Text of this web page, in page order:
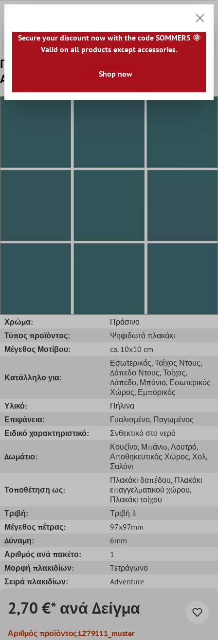
Πρότυπο από Ψηφιδωτά Πλακάκια
Adventure Πράσινος Παγωμένος
Χρώμα:
Πράσινο
Τύπος προϊόντος:
Ψηφιδωτό πλακάκι
Μέγεθος Μοτίβου:
ca. 10x10 cm
Κατάλληλο για:
Εσωτερικός, Τοίχος Ντους,
Δάπεδο Ντους, Τοίχος,
Δάπεδο, Μπάνιο, Εσωτερικός
Χώρος, Εμπορικός
Υλικό:
Πήλινα
Επιφάνεια:
Γυαλισμένο, Παγωμένος
Ειδικό χαρακτηριστικό:
Σνθεκτικό στο νερό
Δωμάτιο:
Κουζίνα, Μπάνιo, Λουτρό,
Αποθηκευτικός Χώρος, Χολ,
Σαλόνι
Τοποθέτηση ως:
Πλακάκι δαπέδου, Πλακάκι
επαγγελματικού χώρου,
Πλακάκι τοίχου
Τριβή:
Τριβή 3
Μέγεθος πέτρας:
97x97mm
Δύναμη:
6mm
Αριθμός ανά πακέτο:
1
Μορφή πλακιδίων:
Tετράγωνο
Σειρά πλακιδίων:
Adventure
2,70 €* ανά Δείγμα
Αριθμός προϊόντος:LZ79111_muster
Secure your discount now with the code SOMMER5 🌞
Valid on all products except accessories.
Shop now